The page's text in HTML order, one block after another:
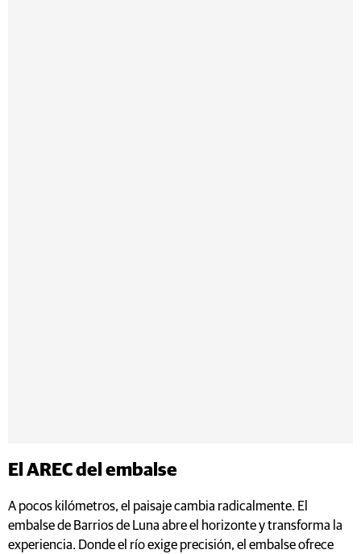
El AREC del embalse
A pocos kilómetros, el paisaje cambia radicalmente. El
embalse de Barrios de Luna abre el horizonte y transforma la
experiencia. Donde el río exige precisión, el embalse ofrece